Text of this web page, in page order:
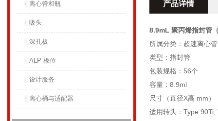
离心管和瓶
吸头
深孔板
ALP 板位
设计服务
离心桶与适配器
产品详情
8.9mL 聚丙烯指封管
所属分类：超速离心管
类型：指封管
包装规格：56个
容量：8.9ml
尺寸（直径X高 mm）
适用转头：Type